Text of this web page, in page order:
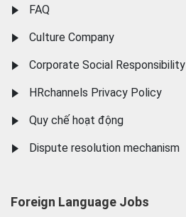
FAQ
Culture Company
Corporate Social Responsibility
HRchannels Privacy Policy
Quy chế hoạt động
Dispute resolution mechanism
Foreign Language Jobs